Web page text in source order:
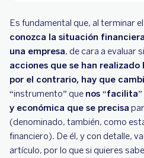
¿Cuáles son los
estados financieros?
¿Cómo se presenta la
económica, que
financieros?
¿Existen varios
financieros?
Es fundamental que, al terminar
conozca la situación
una empresa, de cara a evaluar
acciones que se han realizado
por el contrario, hay que
“instrumento” que nos
y económica que se precisa
(denominado, también, como
financiero). De él, y con detalle,
artículo, por lo que si quieres